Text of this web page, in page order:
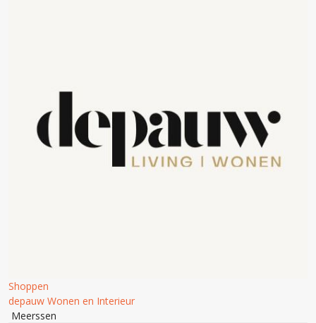
Shoppen
depauw Wonen en Interieur
Meerssen